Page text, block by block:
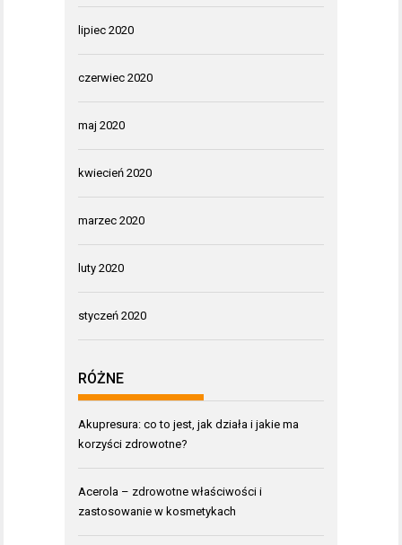
lipiec 2020
czerwiec 2020
maj 2020
kwiecień 2020
marzec 2020
luty 2020
styczeń 2020
RÓŻNE
Akupresura: co to jest, jak działa i jakie ma
korzyści zdrowotne?
Acerola – zdrowotne właściwości i
zastosowanie w kosmetykach